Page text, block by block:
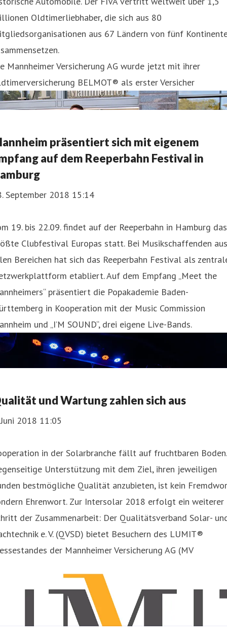
Oldtimerliebhaber, die sich aus 80
aus 67 Ländern von fünf
Mannheimer Versicherung AG wurde jetzt mit ihrer
BELMOT® als erster Versicher
präsentiert sich mit eigenem
auf dem Reeperbahn Festival in
September 2018 15:14
19. bis 22.09. findet auf der Reeperbahn in Hamburg das
Clubfestival Europas statt. Bei Musikschaffenden aus
Bereichen hat sich das Reeperbahn Festival als
etabliert. Auf dem Empfang „Meet the
präsentiert die Popakademie Baden-
in Kooperation mit der Music Commission
und „I’M SOUND“, drei eigene Live-Bands.
und Wartung zahlen sich aus
2018 11:05
in der Solarbranche fällt auf fruchtbaren Boden.
Unterstützung mit dem Ziel, ihren jeweiligen
bestmögliche Qualität anzubieten, ist kein
Ehrenwort. Zur Intersolar 2018 erfolgt ein weiterer
der Zusammenarbeit: Der Qualitätsverband Solar-
e. V. (QVSD) bietet Besuchern des LUMIT®
der Mannheimer Versicherung AG (MV